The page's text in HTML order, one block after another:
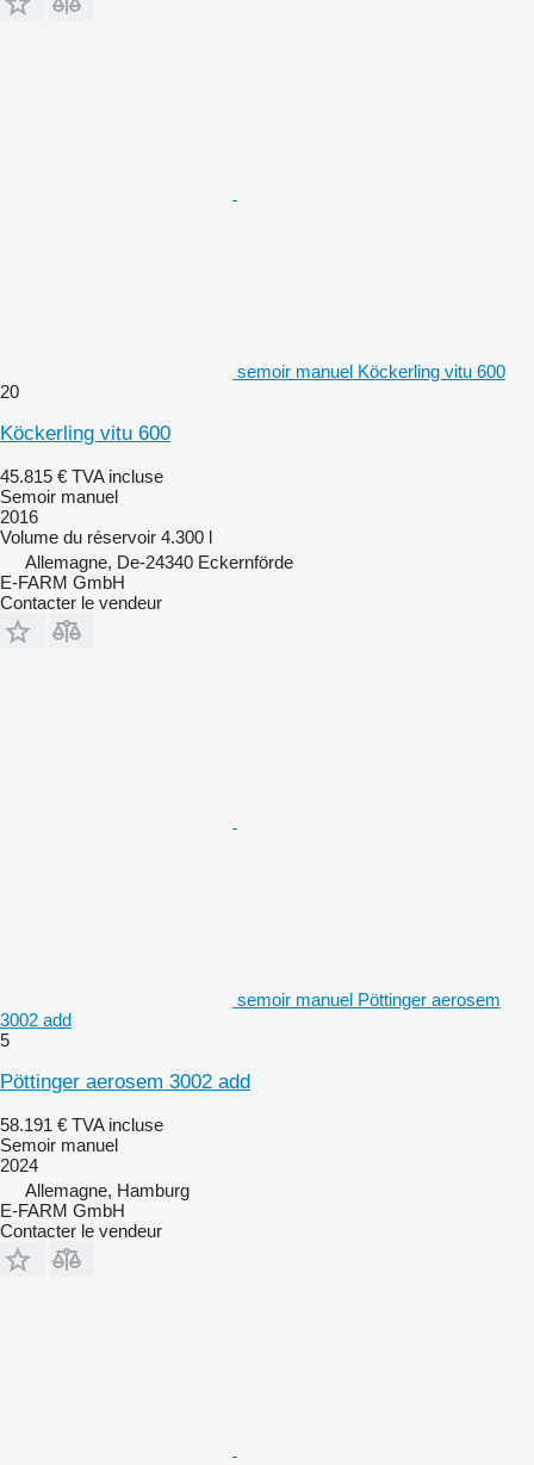
semoir manuel Köckerling vitu 600
20
Köckerling vitu 600
45.815 € TVA incluse
Semoir manuel
2016
Volume du réservoir 4.300 l
Allemagne, De-24340 Eckernförde
E-FARM GmbH
Contacter le vendeur
semoir manuel Pöttinger aerosem
3002 add
5
Pöttinger aerosem 3002 add
58.191 € TVA incluse
Semoir manuel
2024
Allemagne, Hamburg
E-FARM GmbH
Contacter le vendeur